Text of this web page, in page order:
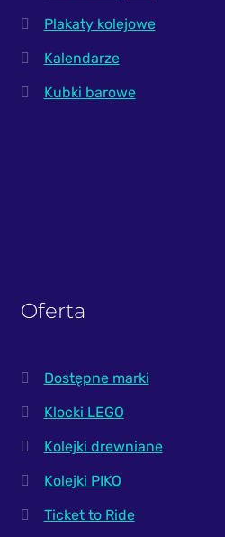
Plakaty kolejowe
Kalendarze
Kubki barowe
Oferta
Dostępne marki
Klocki LEGO
Kolejki drewniane
Kolejki PIKO
Ticket to Ride